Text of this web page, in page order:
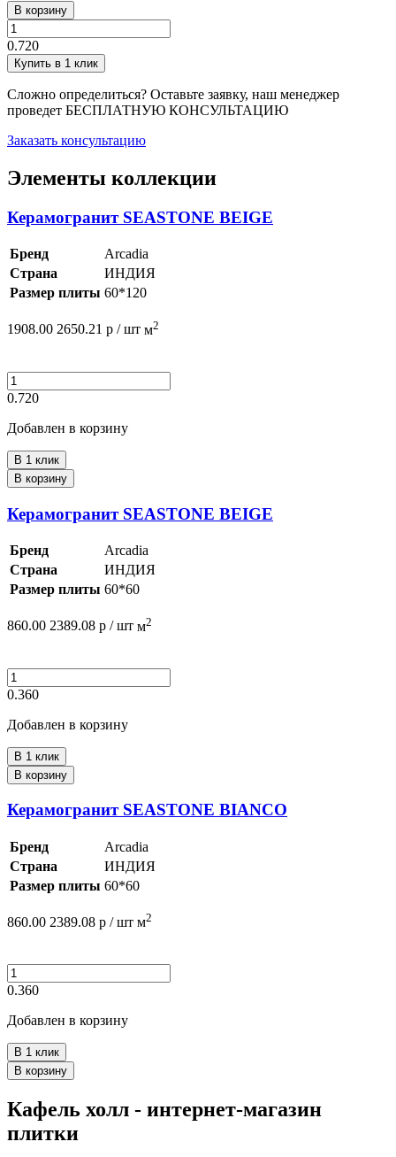
В корзину
0.720
Купить в 1 клик
Сложно определиться? Оставьте заявку, наш менеджер
проведет БЕСПЛАТНУЮ КОНСУЛЬТАЦИЮ
Заказать консультацию
Элементы коллекции
Керамогранит SEASTONE BEIGE
Бренд
Arcadia
Страна
ИНДИЯ
Размер плиты 60*120
1908.00 2650.21 р / шт м2
0.720
Добавлен в корзину
В 1 клик
В корзину
Керамогранит SEASTONE BEIGE
Бренд
Arcadia
Страна
ИНДИЯ
Размер плиты 60*60
860.00 2389.08 р / шт м2
0.360
Добавлен в корзину
В 1 клик
В корзину
Керамогранит SEASTONE BIANCO
Бренд
Arcadia
Страна
ИНДИЯ
Размер плиты 60*60
860.00 2389.08 р / шт м2
0.360
Добавлен в корзину
В 1 клик
В корзину
Кафель холл - интернет-магазин
плитки